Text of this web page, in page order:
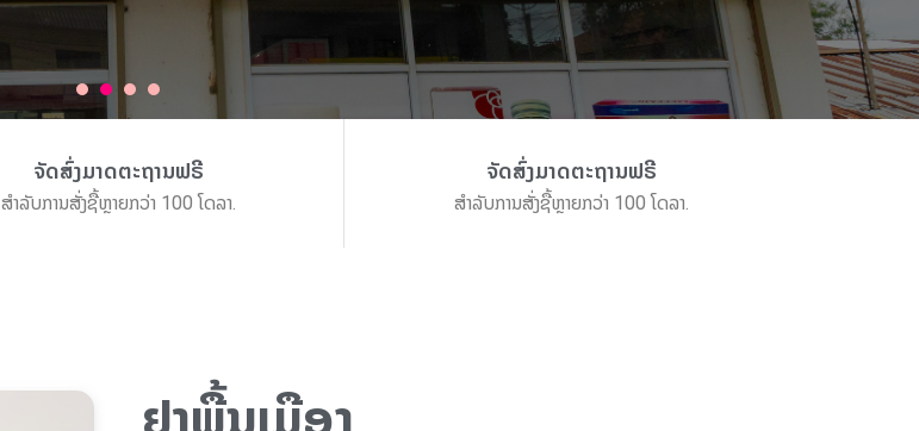
ຈັດສົ່ງມາດຕະຖານຟຣີ
ສຳລັບການສັ່ງຊື້ຫຼາຍກວ່າ 100 ໂດລາ.
ຈັດສົ່ງມາດຕະຖານຟຣີ
ສຳລັບການສັ່ງຊື້ຫຼາຍກວ່າ 100 ໂດລາ.